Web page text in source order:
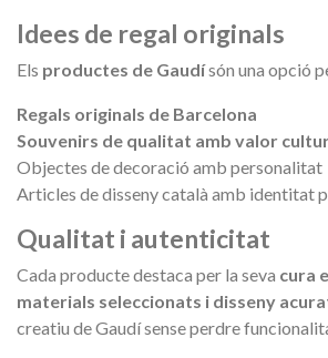
Idees de regal originals
Els productes de Gaudísón una opció
Regals originals de Barcelona
Souvenirs de qualitat amb valor
Objectes de decoració amb personalitat
Articles de disseny català amb identitat
Qualitat i autenticitat
Cada producte destaca per la seva cura
materials seleccionats i disseny
creatiu de Gaudí sense perdre